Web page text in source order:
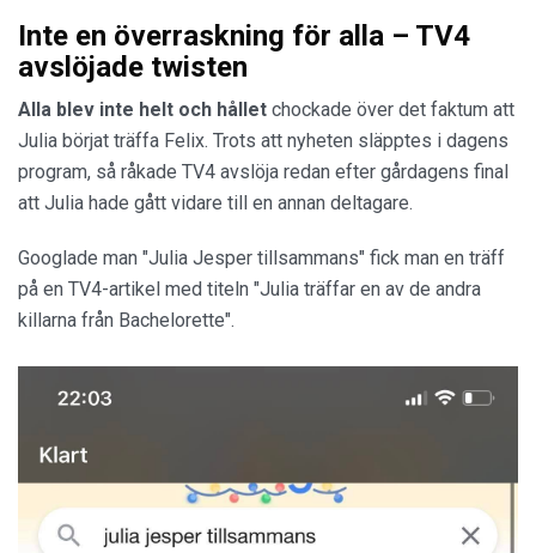
Inte en överraskning för alla – TV4
avslöjade twisten
Alla blev inte helt och hållet chockade över det faktum att
Julia börjat träffa Felix. Trots att nyheten släpptes i dagens
program, så råkade TV4 avslöja redan efter gårdagens final
att Julia hade gått vidare till en annan deltagare.
Googlade man "Julia Jesper tillsammans" fick man en träff
på en TV4-artikel med titeln "Julia träffar en av de andra
killarna från Bachelorette".